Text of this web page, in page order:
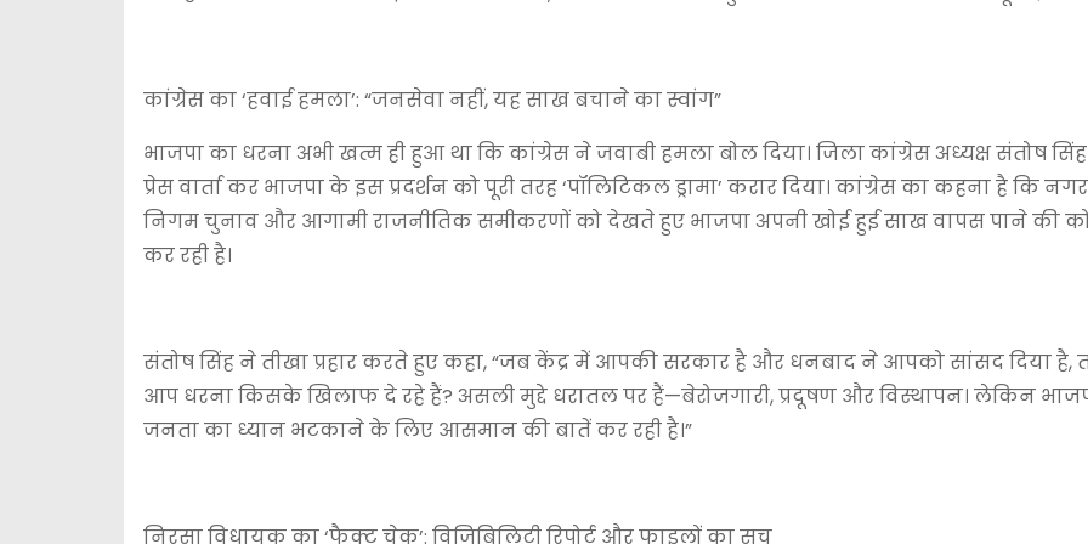
कांग्रेस का ‘हवाई हमला’: “जनसेवा नहीं, यह साख बचाने का स्वांग”
भाजपा का धरना अभी खत्म ही हुआ था कि कांग्रेस ने जवाबी हमला बोल दिया। जिला कांग्रेस अध्यक्ष संतोष
प्रेस वार्ता कर भाजपा के इस प्रदर्शन को पूरी तरह ‘पॉलिटिकल ड्रामा’ करार दिया। कांग्रेस का कहना है कि नगर
निगम चुनाव और आगामी राजनीतिक समीकरणों को देखते हुए भाजपा अपनी खोई हुई साख वापस पाने की
कर रही है।
संतोष सिंह ने तीखा प्रहार करते हुए कहा, “जब केंद्र में आपकी सरकार है और धनबाद ने आपको सांसद दिया है,
आप धरना किसके खिलाफ दे रहे हैं? असली मुद्दे धरातल पर हैं—बेरोजगारी, प्रदूषण और विस्थापन। लेकिन
जनता का ध्यान भटकाने के लिए आसमान की बातें कर रही है।”
निरसा विधायक का ‘फैक्ट चेक’: विजिबिलिटी रिपोर्ट और फाइलों का सच